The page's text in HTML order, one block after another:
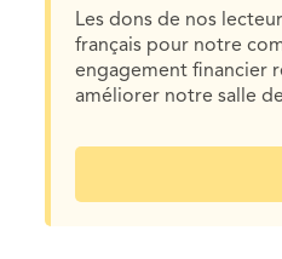
Les dons de nos
français pour notre
engagement financier
améliorer notre salle